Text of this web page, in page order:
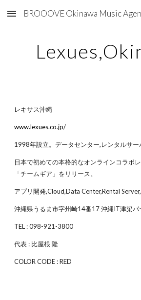
Skip to main content
BROOOVE Okinawa Music
レキサス沖縄
www.lexues.co.jp/
1998年設立。データセンター,レンタルサー
日本で初めての本格的なオンラインコラボ
「チームギア」をリリース。
アプリ開発,Cloud,Data Center,Rental Server,
沖縄県うるま市字州崎14番17 沖縄IT津梁パ
TEL : 098-921-3800
代表 : 比屋根 隆
COLOR CODE : RED